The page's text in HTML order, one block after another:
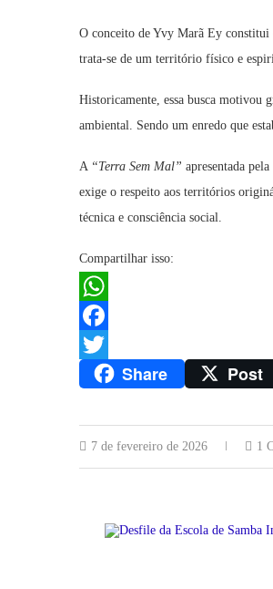
O conceito de Yvy Marã Ey constitui
trata-se de um território físico e
Historicamente, essa busca motivou
ambiental. Sendo um enredo que
A “Terra Sem Mal” apresentada
exige o respeito aos territórios
técnica e consciência social.
Compartilhar isso:
WhatsApp
Facebook
Twitter Share Post
7 de fevereiro de 2026 1